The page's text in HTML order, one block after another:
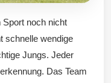
Sport noch nicht
schnelle wendige
Jungs. Jeder
Das Team